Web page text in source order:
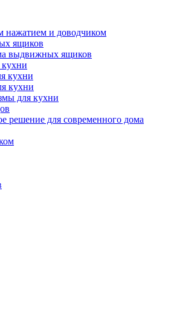
нажатием и доводчиком
ящиков
выдвижных ящиков
кухни
кухни
для кухни
решение для современного дома